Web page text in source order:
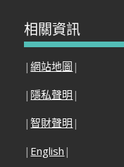
相關資訊
|網站地圖 |
| 隱私聲明 |
|智財聲明 |
| English |